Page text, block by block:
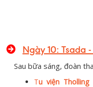
Ngày 10: Tsada
Sau bữa sáng, đoàn
Tu viện